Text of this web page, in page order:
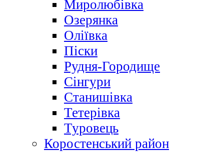
Миролюбівка
Озерянка
Оліївка
Піски
Рудня-Городище
Сінгури
Станишівка
Тетерівка
Туровець
Коростенський район